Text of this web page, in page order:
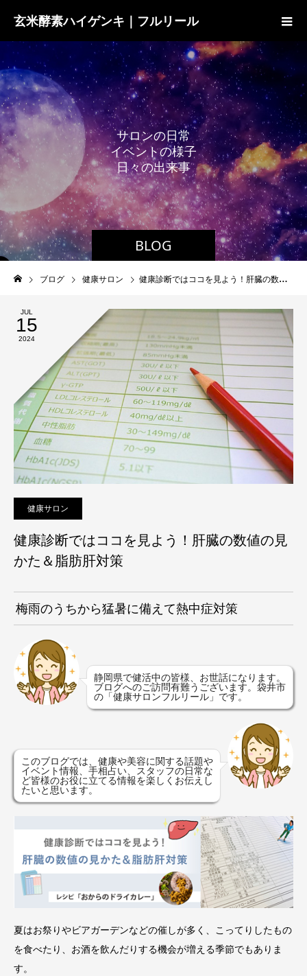
玄米酵素ハイゲンキ｜フルリール
BLOG
サロンの日常
イベン トの様子
日々の出来事
ブログ 健康サロン 健康診断ではココを見よう！肝臓の数値の見かた＆脂肪肝対策
JUL
15
2024
健康サロン
健康診断ではココを見よう！肝臓の数値の見
かた＆脂肪肝対策
梅雨のうちから猛暑に備えて熱中症対策
静岡県で健活中の皆様、お世話になります。
ブログへのご訪問有難うございます。袋井市
の「健康サロンフルリール」です。
このブログでは、健康や美容に関する話題や
イベント情報、手相占い、スタッフの日常な
ど皆様のお役に立てる情報を楽しくお伝えし
たいと思います。
夏はお祭りやビアガーデンなどの催しが多く、こってりしたもの
を食べたり、お酒を飲んだりする機会が増える季節でもありま
す。